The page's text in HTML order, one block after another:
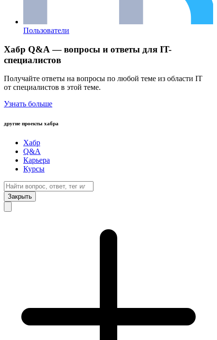
Пользователи
Хабр Q&A — вопросы и ответы для IT-
специалистов
Получайте ответы на вопросы по любой теме из области IT
от специалистов в этой теме.
Узнать больше
другие проекты хабра
Хабр
Q&A
Карьера
Курсы
Закрыть